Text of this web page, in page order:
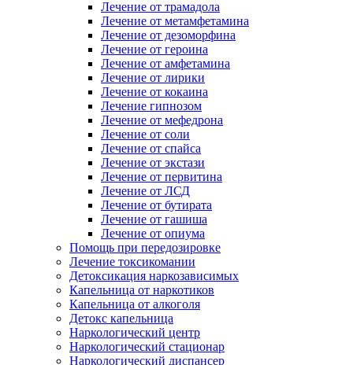
Лечение от трамадола
Лечение от метамфетамина
Лечение от дезоморфина
Лечение от героина
Лечение от амфетамина
Лечение от лирики
Лечение от кокаина
Лечение гипнозом
Лечение от мефедрона
Лечение от соли
Лечение от спайса
Лечение от экстази
Лечение от первитина
Лечение от ЛСД
Лечение от бутирата
Лечение от гашиша
Лечение от опиума
Помощь при передозировке
Лечение токсикомании
Детоксикация наркозависимых
Капельница от наркотиков
Капельница от алкоголя
Детокс капельница
Наркологический центр
Наркологический стационар
Наркологический диспансер